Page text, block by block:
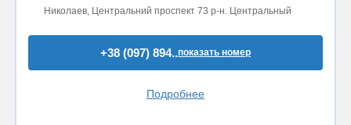
Николаев, Центральний проспект 73 р-н. Центральный
+38 (097) 894..показать номер
Подробнее